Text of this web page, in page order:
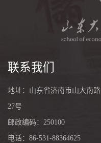
联系我们
地址：山东省济南市山大南路
27号
邮政编码：250100
电话：86-531-88364625